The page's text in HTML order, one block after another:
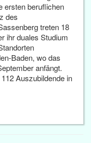
ersten beruflichen
des
treten 18
ihr duales Studium
Baden, wo das
anfängt.
Auszubildende in